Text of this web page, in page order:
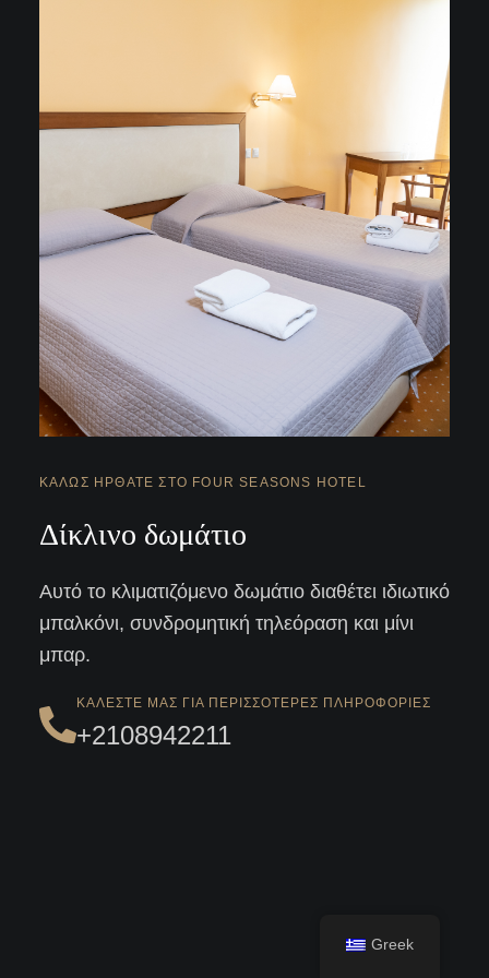
ΚΑΛΏΣ ΉΡΘΑΤΕ ΣΤΟ FOUR SEASONS HOTEL
Δίκλινο δωμάτιο
Αυτό το κλιματιζόμενο δωμάτιο διαθέτει ιδιωτικό
μπαλκόνι, συνδρομητική τηλεόραση και μίνι
μπαρ.
ΚΑΛΈΣΤΕ ΜΑΣ ΓΙΑ ΠΕΡΙΣΣΌΤΕΡΕΣ ΠΛΗΡΟΦΟΡΊΕΣ
+2108942211
Greek